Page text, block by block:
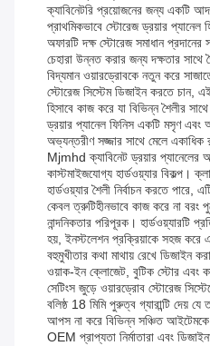
ক্যাবিনেটরি প্রয়োজনের জন্য একটি
প্রাথমিকভাবে স্টোরেজ ড্রয়ার
অফারটি দক্ষ স্টোরেজ সমাধান প্রদানের
চেহারা উন্নত করার জন্য দক্ষতার
বিদ্যমান ওয়ারড্রোবকে নতুন করে
স্টোরেজ সিস্টেম ডিজাইন করতে চান,
হিসাবে কাজ করে যা বিভিন্ন শৈলীর
ড্রয়ার প্যানেল ফিনিস একটি মসৃণ এবং
অভ্যন্তরীণ সজ্জার সাথে মেলে একাধিক
Mjmhd ক্যাবিনেট ড্রয়ার প্যানেলের
কাস্টমাইজযোগ্য হার্ডওয়্যার বিকল্প।
হার্ডওয়্যার শৈলী নির্বাচন করতে পারে,
কেবল ত্রুটিহীনভাবে কাজ করে না বরং
নান্দনিকতার পরিপূরক। হার্ডওয়্যারটি
হয়, ইনস্টলেশন প্রক্রিয়াকে সহজ করে
বহুমুখীতার কথা মাথায় রেখে ডিজাইন
ওয়াক-ইন ক্লোজেট, বুটিক স্টোর এবং
সেটিংস জুড়ে ওয়ারড্রোব স্টোরেজ
বলিষ্ঠ 18 মিমি পুরুত্ব গ্যারান্টি দেয়
আপস না করে বিভিন্ন সঞ্চিত
OEM প্রাপ্যতা নির্মাতারা এবং